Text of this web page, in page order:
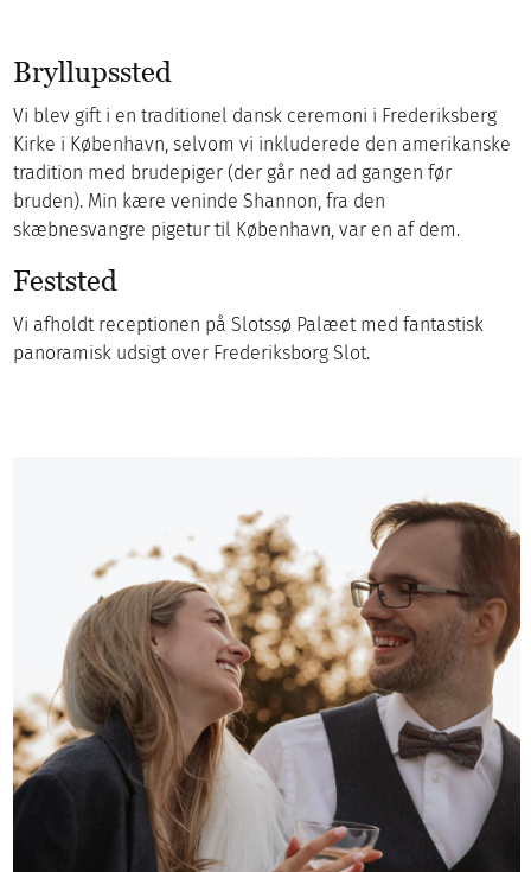
Bryllupssted
Vi blev gift i en traditionel dansk ceremoni i Frederiksberg
Kirke i København, selvom vi inkluderede den amerikanske
tradition med brudepiger (der går ned ad gangen før
bruden). Min kære veninde Shannon, fra den
skæbnesvangre pigetur til København, var en af dem.
Feststed
Vi afholdt receptionen på Slotssø Palæet med fantastisk
panoramisk udsigt over Frederiksborg Slot.